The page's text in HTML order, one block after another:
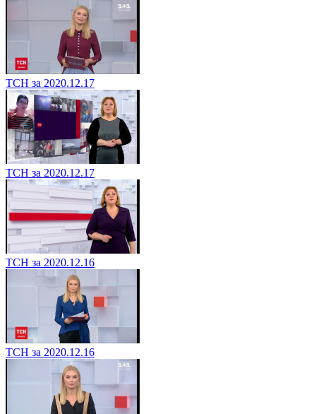
ТСН за 2020.12.17
ТСН за 2020.12.17
ТСН за 2020.12.16
ТСН за 2020.12.16